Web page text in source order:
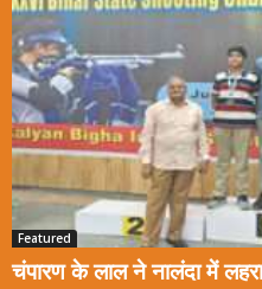
Featured
चंपारण के लाल ने नालंदा में